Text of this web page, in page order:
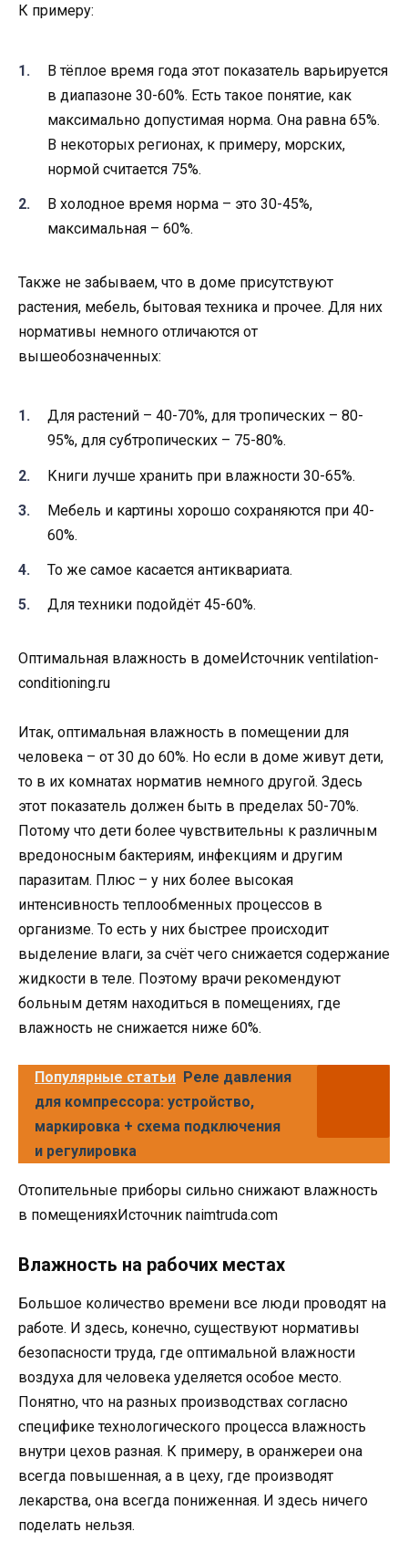
К примеру:
В тёплое время года этот показатель варьируется
в диапазоне 30-60%. Есть такое понятие, как
максимально допустимая норма. Она равна 65%.
В некоторых регионах, к примеру, морских,
нормой считается 75%.
В холодное время норма – это 30-45%,
максимальная – 60%.
Также не забываем, что в доме присутствуют
растения, мебель, бытовая техника и прочее. Для них
нормативы немного отличаются от
вышеобозначенных:
Для растений – 40-70%, для тропических – 80-
95%, для субтропических – 75-80%.
Книги лучше хранить при влажности 30-65%.
Мебель и картины хорошо сохраняются при 40-
60%.
То же самое касается антиквариата.
Для техники подойдёт 45-60%.
Оптимальная влажность в домеИсточник ventilation-
conditioning.ru
Итак, оптимальная влажность в помещении для
человека – от 30 до 60%. Но если в доме живут дети,
то в их комнатах норматив немного другой. Здесь
этот показатель должен быть в пределах 50-70%.
Потому что дети более чувствительны к различным
вредоносным бактериям, инфекциям и другим
паразитам. Плюс – у них более высокая
интенсивность теплообменных процессов в
организме. То есть у них быстрее происходит
выделение влаги, за счёт чего снижается содержание
жидкости в теле. Поэтому врачи рекомендуют
больным детям находиться в помещениях, где
влажность не снижается ниже 60%.
Популярные статьи Реле давления
для компрессора: устройство,
маркировка + схема подключения
и регулировка
Отопительные приборы сильно снижают влажность
в помещенияхИсточник naimtruda.com
Влажность на рабочих местах
Большое количество времени все люди проводят на
работе. И здесь, конечно, существуют нормативы
безопасности труда, где оптимальной влажности
воздуха для человека уделяется особое место.
Понятно, что на разных производствах согласно
специфике технологического процесса влажность
внутри цехов разная. К примеру, в оранжереи она
всегда повышенная, а в цеху, где производят
лекарства, она всегда пониженная. И здесь ничего
поделать нельзя.